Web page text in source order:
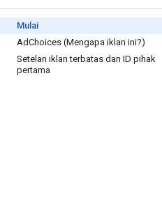
Mulai
AdChoices (Mengapa iklan ini?)
Setelan iklan terbatas dan ID pihak
pertama